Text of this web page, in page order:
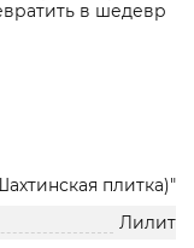
в шедевр
плитка)"
Лилит